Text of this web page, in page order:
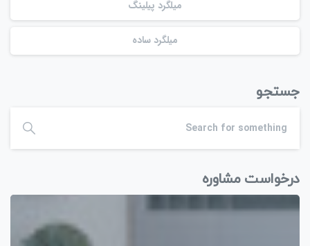
میلگرد پیلینگ
میلگرد ساده
جستجو
درخواست مشاوره